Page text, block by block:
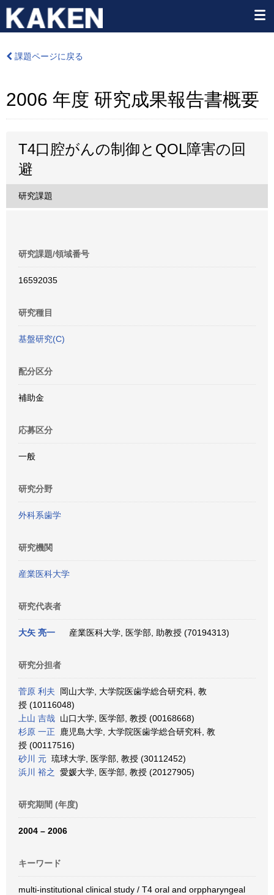
課題ページに戻る
2006 年度 研究成果報告書概要
T4口腔がんの制御とQOL障害の回
避
研究課題
研究課題/領域番号
16592035
研究種目
基盤研究(C)
配分区分
補助金
応募区分
一般
研究分野
外科系歯学
研究機関
産業医科大学
研究代表者
大矢 亮一 産業医科大学, 医学部, 助教授 (70194313)
研究分担者
菅原 利夫 岡山大学, 大学院医歯学総合研究科, 教
授 (10116048)
上山 吉哉 山口大学, 医学部, 教授 (00168668)
杉原 一正 鹿児島大学, 大学院医歯学総合研究科, 教
授 (00117516)
砂川 元 琉球大学, 医学部, 教授 (30112452)
浜川 裕之
愛媛大学, 医学部, 教授 (20127905)
研究期間 (年度)
2004 – 2006
キーワード
multi-institutional clinical study / T4 oral and orppharyngeal